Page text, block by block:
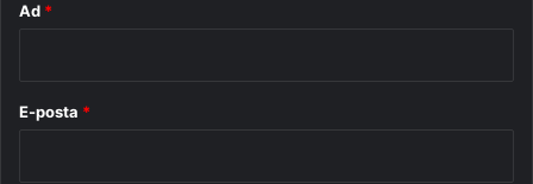
Ad *
E-posta *